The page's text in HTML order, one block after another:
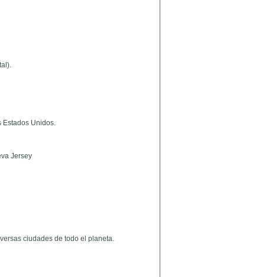
Unidos.
Jersey
ciudades de todo el planeta.